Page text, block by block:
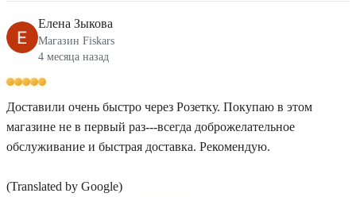
Елена Зыкова
Магазин Fiskars
4 месяца назад
Доставили очень быстро через Розетку. Покупаю в этом
магазине не в первый раз---всегда доброжелательное
обслуживание и быстрая доставка. Рекомендую.
(Translated by Google)